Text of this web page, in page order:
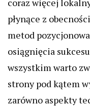
coraz więcej
płynące z
metod
osiągnięcia
wszystkim warto
strony pod kątem
zarówno aspekty